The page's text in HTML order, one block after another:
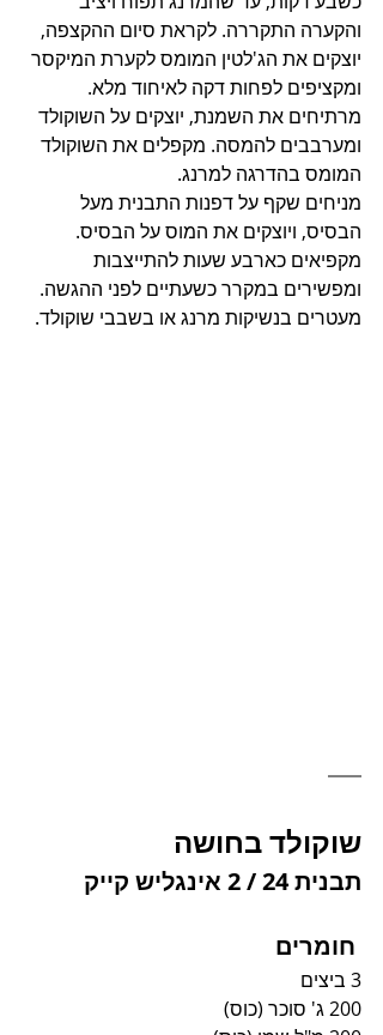
והקערה התקררה. לקראת סיום ההקצפה,
יוצקים את הג'לטין המומס לקערת המיקסר
ומקציפים לפחות דקה לאיחוד מלא.
מרתיחים את השמנת, יוצקים על השוקולד
ומערבבים להמסה. מקפלים את השוקולד
המומס בהדרגה למרנג.
מניחים שקף על דפנות התבנית מעל
הבסיס, ויוצקים את המוס על הבסיס.
מקפיאים כארבע שעות להתייצבות
ומפשירים במקרר כשעתיים לפני ההגשה.
מעטרים בנשיקות מרנג או בשבבי שוקולד.
שוקולד בחושה
תבנית 24 / 2 אינגליש קייק
3 ביצים
200 ג' סוכר (כוס)